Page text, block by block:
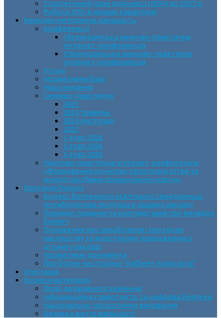
Стратегічний план діяльності МОН до 2027 р.
Робота ЗПО в умовах карантину
Науково-методична діяльність
Конференції
І Всеукраїнська науково-практична
інтернет-конференція
ІІ Всеукраїнська науково-практична
інтернет-конференція
Угоди
Нормативна база
Наші видання
Семінар-практикум
2023
2024 травень
2024 листопад
2025
1 етап 2026
2 етап 2026
3 етап 2026
Науково-практична інтернет-конференція
«Формування ціннісних орієнтирів дітей та
молоді засобами позашкільної освіти»
Протидія булінгу
Кодекс безпечного освітнього середовища.
Антибулінгова політика в нашому закладі
Порядок подання та розгляду заяв про випадки
булінгу
Положення про запобігання і протидію
насильству та жорстокому поводженню з
дітьми у закладі
Нормативні документи
Про булінг на сторінці “Кабінет психолога”
Атестація
Корисні матеріали
Події державного значення
Інформаційна грамотність та цифрова безпека
Національно-патріотичне виховання
Безпека життєдіяльності